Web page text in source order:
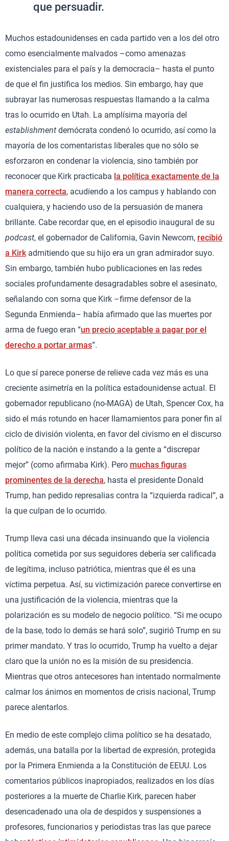
que persuadir.
Muchos estadounidenses en cada partido ven a los del otro
como esencialmente malvados –como amenazas
existenciales para el país y la democracia– hasta el punto
de que el fin justifica los medios. Sin embargo, hay que
subrayar las numerosas respuestas llamando a la calma
tras lo ocurrido en Utah. La amplísima mayoría del
establishment demócrata condenó lo ocurrido, así como la
mayoría de los comentaristas liberales que no sólo se
esforzaron en condenar la violencia, sino también por
reconocer que Kirk practicaba la política exactamente de la
manera correcta, acudiendo a los campus y hablando con
cualquiera, y haciendo uso de la persuasión de manera
brillante. Cabe recordar que, en el episodio inaugural de su
podcast, el gobernador de California, Gavin Newcom, recibió
a Kirkadmitiendo que su hijo era un gran admirador suyo.
Sin embargo, también hubo publicaciones en las redes
sociales profundamente desagradables sobre el asesinato,
señalando con sorna que Kirk –firme defensor de la
Segunda Enmienda– había afirmado que las muertes por
arma de fuego eran “un precio aceptable a pagar por el
derecho a portar armas”.
Lo que sí parece ponerse de relieve cada vez más es una
creciente asimetría en la política estadounidense actual. El
gobernador republicano (no-MAGA) de Utah, Spencer Cox, ha
sido el más rotundo en hacer llamamientos para poner fin al
ciclo de división violenta, en favor del civismo en el discurso
político de la nación e instando a la gente a “discrepar
mejor” (como afirmaba Kirk). Pero muchas figuras
prominentes de la derecha, hasta el presidente Donald
Trump, han pedido represalias contra la “izquierda radical”, a
la que culpan de lo ocurrido.
Trump lleva casi una década insinuando que la violencia
política cometida por sus seguidores debería ser calificada
de legítima, incluso patriótica, mientras que él es una
víctima perpetua. Así, su victimización parece convertirse en
una justificación de la violencia, mientras que la
polarización es su modelo de negocio político. “Si me ocupo
de la base, todo lo demás se hará solo”, sugirió Trump en su
primer mandato. Y tras lo ocurrido, Trump ha vuelto a dejar
claro que la unión no es la misión de su presidencia.
Mientras que otros antecesores han intentado normalmente
calmar los ánimos en momentos de crisis nacional, Trump
parece alentarlos.
En medio de este complejo clima político se ha desatado,
además, una batalla por la libertad de expresión, protegida
por la Primera Enmienda a la Constitución de EEUU. Los
comentarios públicos inapropiados, realizados en los días
posteriores a la muerte de Charlie Kirk, parecen haber
desencadenado una ola de despidos y suspensiones a
profesores, funcionarios y periodistas tras las que parece